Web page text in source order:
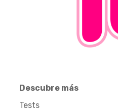
Descubre más
Tests